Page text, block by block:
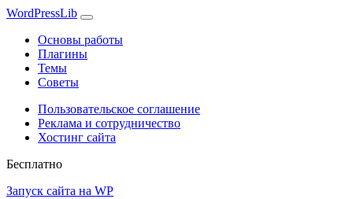
WordPressLib
Основы работы
Плагины
Темы
Советы
Пользовательское соглашение
Реклама и сотрудничество
Хостинг сайта
Бесплатно
Запуск сайта на WP